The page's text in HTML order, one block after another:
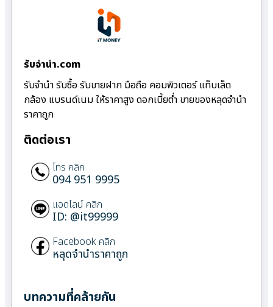
รับจํานํา.com
รับจำนำ รับซื้อ รับขายฝาก มือถือ คอมพิวเตอร์ แท็บเล็ต
กล้อง แบรนด์เนม ให้ราคาสูง ดอกเบี้ยต่ำ ขายของหลุดจำนำ
ราคาถูก
ติดต่อเรา
โทร คลิก
094 951 9995
แอดไลน์ คลิก
ID: @it99999
Facebook คลิก
หลุดจำนำราคาถูก
บทความที่คล้ายกัน